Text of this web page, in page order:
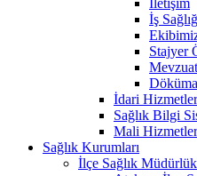
İş
Stajyer
Mevzuat
İdari
Sağlık Bilgi
Mali
Sağlık Kurumları
İlçe Sağlık